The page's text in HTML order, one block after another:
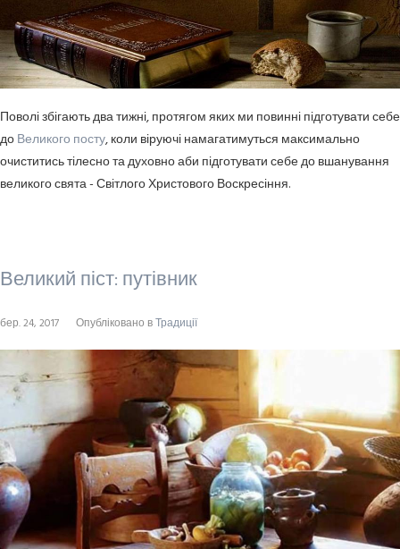
Поволі збігають два тижні, протягом яких ми повинні підготувати себе
доВеликого посту, коли віруючі намагатимуться максимально
очиститись тілесно та духовно аби підготувати себе до вшанування
великого свята - Світлого Христового Воскресіння.
Великий піст: путівник
бер. 24, 2017 Опубліковано вТрадиції